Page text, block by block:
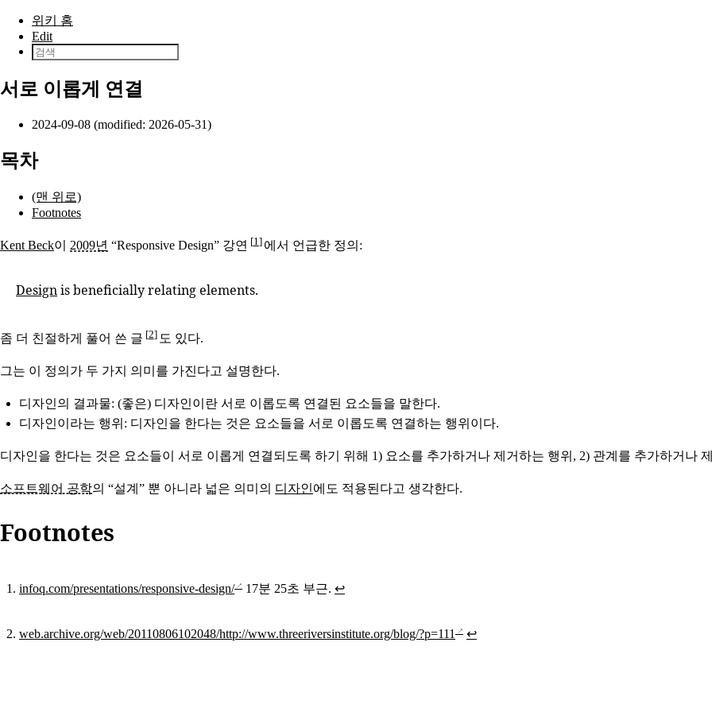
본문으로 건너뛰기
위키 홈
Edit
서로 이롭게 연결
2024-09-08 (modified: 2026-05-31)
목차
(맨 위로)
Footnotes
Kent Beck이 2009년 “Responsive Design” 강연 1 에서 언급한 정의:
Designis beneficially relating elements.
좀 더 친절하게 풀어 쓴 글 2 도 있다.
그는 이 정의가 두 가지 의미를 가진다고 설명한다.
디자인의 결과물: (좋은) 디자인이란 서로 이롭도록 연결된 요소들을 말한다.
디자인이라는 행위: 디자인을 한다는 것은 요소들을 서로 이롭도록 연결하는 행위이다.
디자인을 한다는 것은 요소들이 서로 이롭게 연결되도록 하기 위해 1) 요소를 추가하거나 제거하는 행위, 2) 관계를 추가하거나
소프트웨어 공학의 “설계” 뿐 아니라 넓은 의미의 디자인에도 적용된다고 생각한다.
Footnotes
infoq.com/presentations/responsive-design/ 17분 25초 부근. ↩
web.archive.org/web/20110806102048/http://www.threeriversinstitute.org/blog/?p=111 ↩